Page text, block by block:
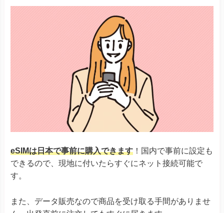
eSIMは日本で事前に購入できます ！国内で事前に設定も
できるので、現地に付いたらすぐにネット接続可能で
す。
また、データ販売なので商品を受け取る手間がありませ